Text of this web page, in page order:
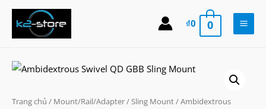
Skip
content
₫0 0
Main
Trang chủ / Mount/Rail/Adapter/Sling Mount/ Ambidextrous